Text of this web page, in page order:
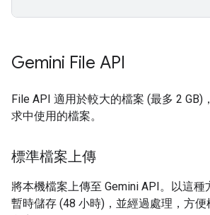
Gemini File API
File API 適用於較大的檔案 (最多 2 GB)
求中使用的檔案。
標準檔案上傳
將本機檔案上傳至 Gemini API。以這種
暫時儲存 (48 小時)，並經過處理，方